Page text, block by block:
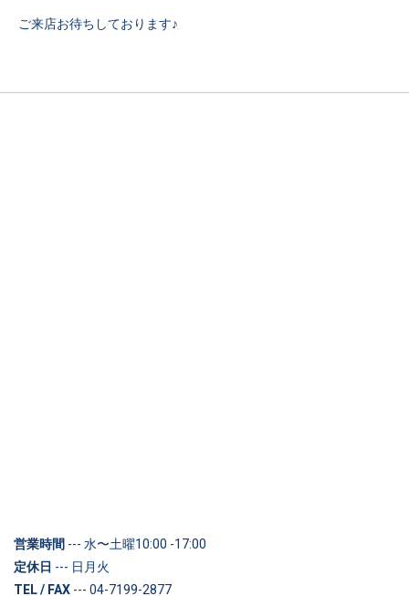
ご来店お待ちしております♪
営業時間--- 水〜土曜10:00 -17:00
定休日 --- 日月火
TEL / FAX--- 04-7199-2877